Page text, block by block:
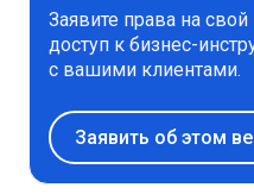
Заявите права на
доступ к бизнес-
с вашими клиентами.
Заявить об этом